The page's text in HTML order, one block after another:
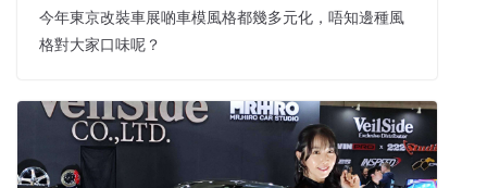
今年東京改裝車展啲車模風格都幾多元化，唔知邊種風
格對大家口味呢？